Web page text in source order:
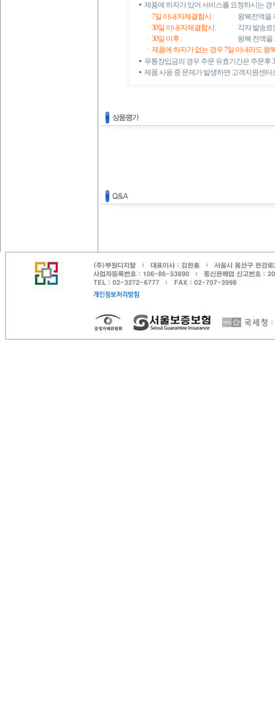
제품에 하자가 있어 서비스를 요청하시는 경
ㆍ7일 이내/자체결함시 :
왕복전액을
ㆍ30일 이내/자체결함시:
각자 발송료
ㆍ30일 이후 :
왕복 전액을
ㆍ제품에 하자가 없는 경우 7일 이내라도
무통장입금의 경우 주문 유효기간은 주문후
제품 사용 중 문제가 발생하면 고객지원센